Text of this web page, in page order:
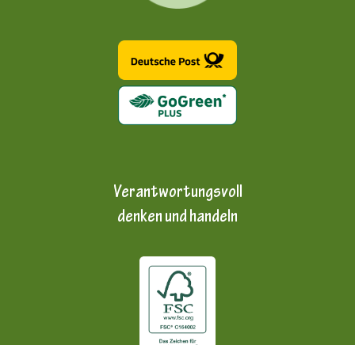
Verantwortungsvoll
denken und handeln